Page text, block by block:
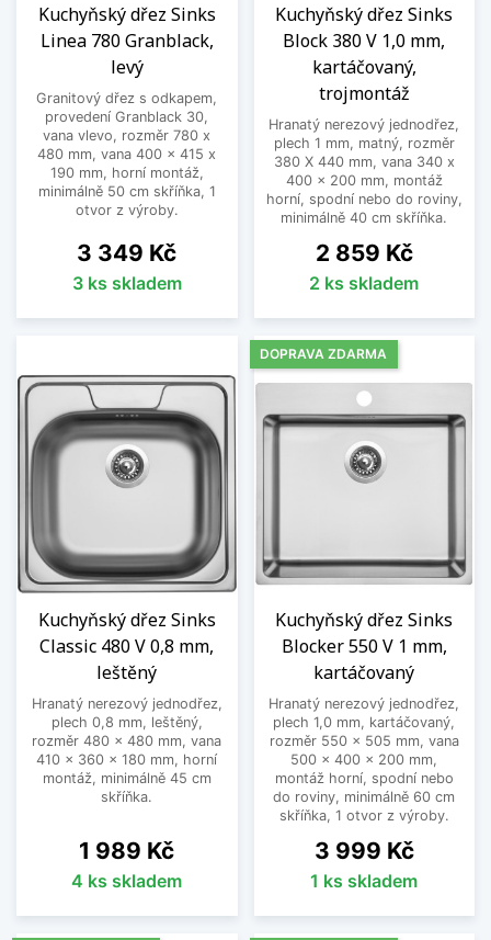
Kuchyňský dřez Sinks
Linea 780 Granblack,
levý
Granitový dřez s odkapem,
provedení Granblack 30,
vana vlevo, rozměr 780 x
480 mm, vana 400 x 415 x
190 mm, horní montáž,
minimálně 50 cm skříňka, 1
otvor z výroby.
Cena
3 349 Kč
3 ks skladem
Kuchyňský dřez Sinks
Block 380 V 1,0 mm,
kartáčovaný,
trojmontáž
Hranatý nerezový jednodřez,
plech 1 mm, matný, rozměr
380 X 440 mm, vana 340 x
400 x 200 mm, montáž
horní, spodní nebo do roviny,
minimálně 40 cm skříňka.
Cena
2 859 Kč
2 ks skladem
Kuchyňský dřez Sinks
Classic 480 V 0,8 mm,
leštěný
Hranatý nerezový jednodřez,
plech 0,8 mm, leštěný,
rozměr 480 x 480 mm, vana
410 x 360 x 180 mm, horní
montáž, minimálně 45 cm
skříňka.
Cena
1 989 Kč
4 ks skladem
Kuchyňský dřez Sinks
Blocker 550 V 1 mm,
kartáčovaný
Hranatý nerezový jednodřez,
plech 1,0 mm, kartáčovaný,
rozměr 550 x 505 mm, vana
500 x 400 x 200 mm,
montáž horní, spodní nebo
do roviny, minimálně 60 cm
skříňka, 1 otvor z výroby.
Cena
3 999 Kč
1 ks skladem
DOPRAVA ZDARMA